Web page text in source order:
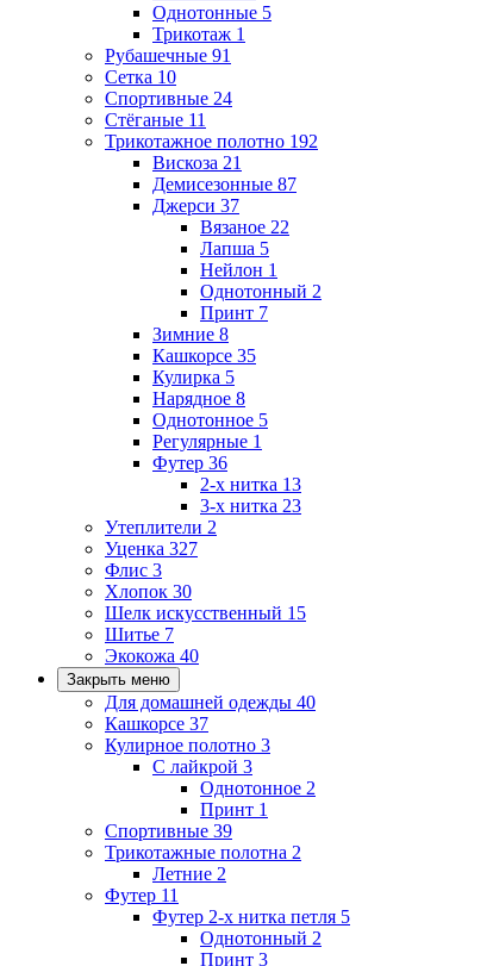
Однотонные 5
Трикотаж 1
Рубашечные 91
Сетка 10
Спортивные 24
Стёганые 11
Трикотажное полотно 192
Вискоза 21
Демисезонные 87
Джерси 37
Вязаное 22
Лапша 5
Нейлон 1
Однотонный 2
Принт 7
Зимние 8
Кашкорсе 35
Кулирка 5
Нарядное 8
Однотонное 5
Регулярные 1
Футер 36
2-х нитка 13
3-х нитка 23
Утеплители 2
Уценка 327
Флис 3
Хлопок 30
Шелк искусственный 15
Шитье 7
Экокожа 40
Закрыть меню
Для домашней одежды 40
Кашкорсе 37
Кулирное полотно 3
С лайкрой 3
Однотонное 2
Принт 1
Спортивные 39
Трикотажные полотна 2
Летние 2
Футер 11
Футер 2-х нитка петля 5
Однотонный 2
Принт 3